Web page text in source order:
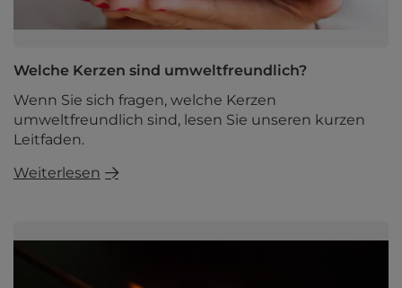
Welche Kerzen sind umweltfreundlich?
Wenn Sie sich fragen, welche Kerzen
umweltfreundlich sind, lesen Sie unseren kurzen
Leitfaden.
Weiterlesen